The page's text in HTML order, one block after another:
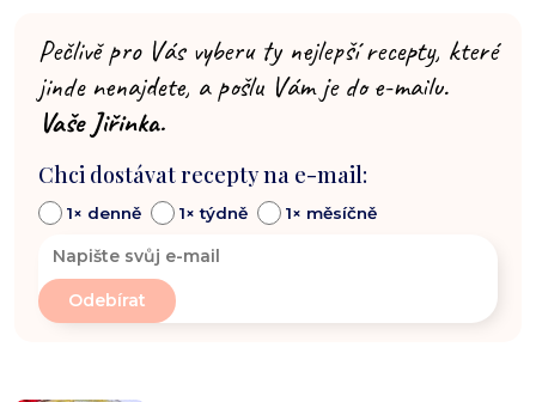
Pečlivě pro Vás vyberu ty nejlepší recepty, které
jinde nenajdete, a pošlu Vám je do e-mailu.
Vaše Jiřinka.
Chci dostávat recepty na e-mail:
1× denně 1× týdně 1× měsíčně